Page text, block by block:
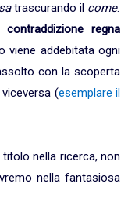
trascurando il come.
regna
viene addebitata ogni
con la scoperta
(esemplare il
nella ricerca, non
nella fantasiosa